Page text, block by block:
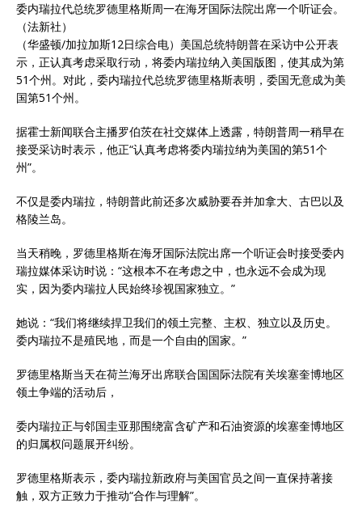
委内瑞拉代总统罗德里格斯周一在海牙国际法院出席一个听证会。
（法新社）
（华盛顿∕加拉加斯12日综合电）美国总统特朗普在采访中公开表
示，正认真考虑采取行动，将委内瑞拉纳入美国版图，使其成为第
51个州。对此，委内瑞拉代总统罗德里格斯表明，委国无意成为美
国第51个州。
据霍士新闻联合主播罗伯茨在社交媒体上透露，特朗普周一稍早在
接受采访时表示，他正“认真考虑将委内瑞拉纳为美国的第51个
州”。
不仅是委内瑞拉，特朗普此前还多次威胁要吞并加拿大、古巴以及
格陵兰岛。
当天稍晚，罗德里格斯在海牙国际法院出席一个听证会时接受委内
瑞拉媒体采访时说：“这根本不在考虑之中，也永远不会成为现
实，因为委内瑞拉人民始终珍视国家独立。”
她说：“我们将继续捍卫我们的领土完整、主权、独立以及历史。
委内瑞拉不是殖民地，而是一个自由的国家。”
罗德里格斯当天在荷兰海牙出席联合国国际法院有关埃塞奎博地区
领土争端的活动后，
委内瑞拉正与邻国圭亚那围绕富含矿产和石油资源的埃塞奎博地区
的归属权问题展开纠纷。
罗德里格斯表示，委内瑞拉新政府与美国官员之间一直保持著接
触，双方正致力于推动“合作与理解”。